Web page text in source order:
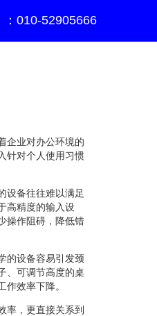
：010-52905666
企业对办公环境的
针对个人使用习惯
设备往往难以满足
高精度的输入设
操作阻碍，降低错
的设备容易引发颈
、可调节高度的桌
效率下降。
率，更直接关系到